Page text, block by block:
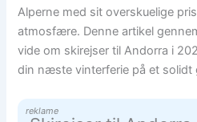
Alperne med sit overskuelige
atmosfære. Denne artikel
vide om skirejser til Andorra i
din næste vinterferie på et solidt
reklame